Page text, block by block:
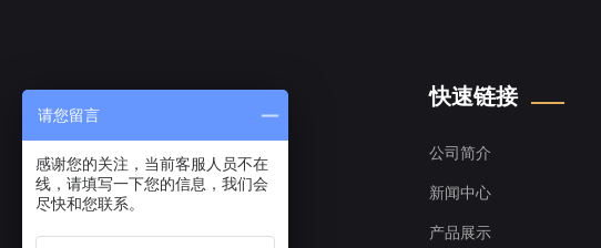
快速链接
公司简介
新闻中心
产品展示
请您留言
感谢您的关注，当前客服人员不在
线，请填写一下您的信息，我们会
尽快和您联系。